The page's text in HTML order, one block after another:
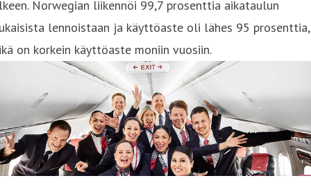
Norwegian liikennöi 99,7 prosenttia aikataulun
lennoistaan ja käyttöaste oli lähes 95 prosenttia,
on korkein käyttöaste moniin vuosiin.